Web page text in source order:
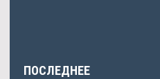
ПОСЛЕДНЕЕ